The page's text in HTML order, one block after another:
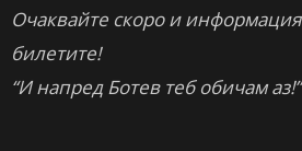
Очаквайте скоро и
билетите!
“И напред Ботев теб обичам аз!”